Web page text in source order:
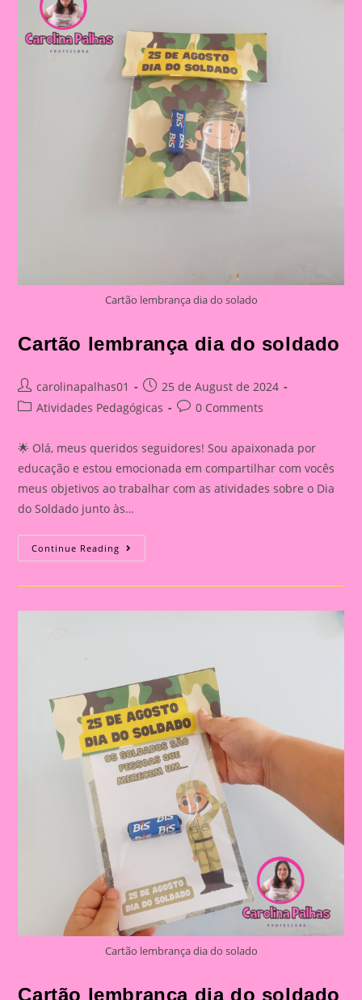
Cartão lembrança dia do solado
Cartão lembrança dia do soldado
Post
author:
carolinapalhas01
Post
published:
25 de August de 2024
PostAtividades Pedagógicas
Post0 Comments
🌟 Olá, meus queridos seguidores! Sou apaixonada por
educação e estou emocionada em compartilhar com vocês
meus objetivos ao trabalhar com as atividades sobre o Dia
do Soldado junto às…
Continue Reading Cartão
Lembrança
Do
Cartão lembrança dia do solado
Cartão lembrança dia do soldado